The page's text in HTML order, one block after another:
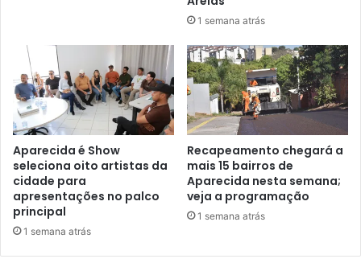
1 semana atrás
Aparecida é Show
seleciona oito artistas da
cidade para
apresentações no palco
principal
1 semana atrás
Recapeamento chegará a
mais 15 bairros de
Aparecida nesta semana;
veja a programação
1 semana atrás